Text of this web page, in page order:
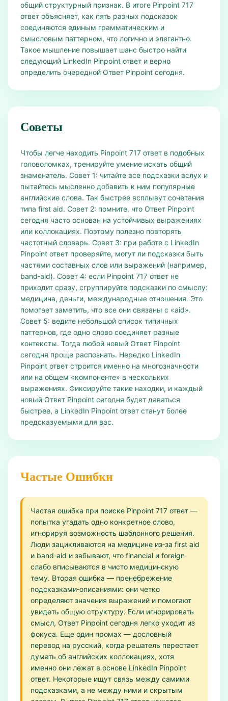
общий структурный признак. В итоге Pinpoint 717
ответ объясняет, как пять разных подсказок
соединяются единым грамматическим и
смысловым паттерном, что логично и элегантно.
Такое мышление повышает шанс быстро найти
следующий LinkedIn Pinpoint ответ и верно
определить очередной Ответ Pinpoint сегодня.
Советы
Чтобы легче находить Pinpoint 717 ответ в подобных
головоломках, тренируйте умение искать общий
знаменатель. Совет 1: читайте все подсказки вслух и
пытайтесь мысленно добавить к ним популярные
английские слова. Так быстрее всплывут сочетания
типа first aid. Совет 2: помните, что Ответ Pinpoint
сегодня часто основан на устойчивых выражениях
или коллокациях. Поэтому полезно повторять
частотный словарь. Совет 3: при работе с LinkedIn
Pinpoint ответ проверяйте, могут ли подсказки быть
частями составных слов или выражений (например,
band‑aid). Совет 4: если Pinpoint 717 ответ не
приходит сразу, сгруппируйте подсказки по смыслу:
медицина, деньги, международные отношения. Это
помогает заметить, что все они связаны с «aid».
Совет 5: ведите небольшой список типичных
паттернов, где одно слово соединяет разные
контексты. Тогда любой новый Ответ Pinpoint
сегодня проще распознать. Нередко LinkedIn
Pinpoint ответ строится именно на многозначности
или на общем «компоненте» в нескольких
выражениях. Фиксируйте такие находки, и каждый
новый Ответ Pinpoint сегодня будет даваться
быстрее, а LinkedIn Pinpoint ответ станут более
предсказуемыми для вас.
Частые Ошибки
Частая ошибка при поиске Pinpoint 717 ответ —
попытка угадать одно конкретное слово,
игнорируя возможность шаблонного решения.
Люди зацикливаются на медицине из‑за first aid
и band‑aid и забывают, что financial и foreign
слабо вписываются в чисто медицинскую
тему. Вторая ошибка — пренебрежение
подсказками‑описаниями: они четко
определяют значения выражений и помогают
увидеть общую структуру. Если игнорировать
смысл, Ответ Pinpoint сегодня легко уходит из
фокуса. Еще один промах — дословный
перевод на русский, когда решатель перестает
думать об английских коллокациях, хотя
именно они лежат в основе LinkedIn Pinpoint
ответ. Некоторые ищут связь между самими
подсказками, а не между ними и скрытым